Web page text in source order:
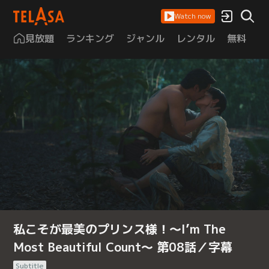
Watch now
見放題 ランキング ジャンル レンタル 無料
私こそが最美のプリンス様！～I’m The
Most Beautiful Count～ 第08話／字幕
Subtitle